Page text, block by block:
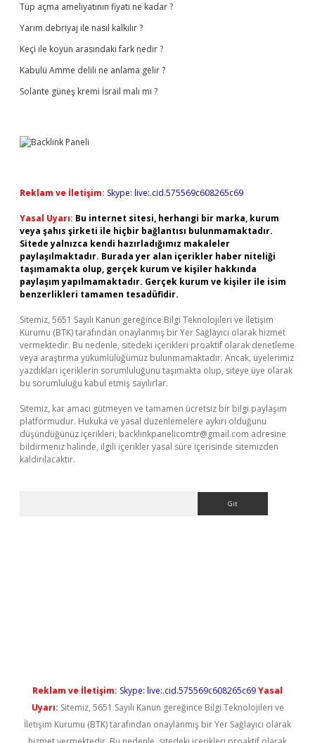
Tüp açma ameliyatının fiyatı ne kadar ?
Yarım debriyaj ile nasıl kalkılır ?
Keçi ile koyun arasındaki fark nedir ?
Kabulü Amme delili ne anlama gelir ?
Solante güneş kremi İsrail malı mı ?
Reklam ve İletişim: Skype: live:.cid.575569c608265c69
Yasal Uyarı: Bu internet sitesi, herhangi bir marka, kurum
veya şahıs şirketi ile hiçbir bağlantısı bulunmamaktadır.
Sitede yalnızca kendi hazırladığımız makaleler
paylaşılmaktadır. Burada yer alan içerikler haber niteliği
taşımamakta olup, gerçek kurum ve kişiler hakkında
paylaşım yapılmamaktadır. Gerçek kurum ve kişiler ile isim
benzerlikleri tamamen tesadüfidir.
Sitemiz, 5651 Sayılı Kanun gereğince Bilgi Teknolojileri ve İletişim
Kurumu (BTK) tarafından onaylanmış bir Yer Sağlayıcı olarak hizmet
vermektedir. Bu nedenle, sitedeki içerikleri proaktif olarak denetleme
veya araştırma yükümlülüğümüz bulunmamaktadır. Ancak, üyelerimiz
yazdıkları içeriklerin sorumluluğunu taşımakta olup, siteye üye olarak
bu sorumluluğu kabul etmiş sayılırlar.
Sitemiz, kar amacı gütmeyen ve tamamen ücretsiz bir bilgi paylaşım
platformudur. Hukuka ve yasal düzenlemelere aykırı olduğunu
düşündüğünüz içerikleri, backlinkpanelicomtr@gmail.com adresine
bildirmeniz halinde, ilgili içerikler yasal süre içerisinde sitemizden
kaldırılacaktır.
Reklam ve İletişim: Skype: live:.cid.575569c608265c69Yasal
Uyarı: Sitemiz, 5651 Sayılı Kanun gereğince Bilgi Teknolojileri ve
İletişim Kurumu (BTK) tarafından onaylanmış bir Yer Sağlayıcı olarak